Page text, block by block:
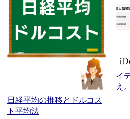
日経平均の推移とドルコス
ト平均法
イ
え。